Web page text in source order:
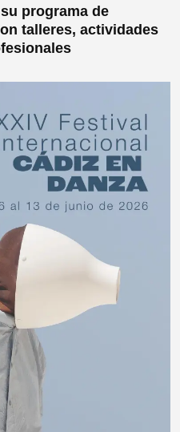
programa de
talleres, actividades